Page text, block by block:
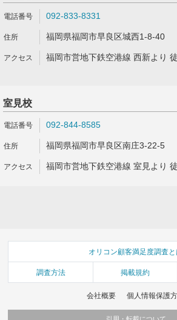
092-833-8331
福岡県福岡市早良区城西1-8-40
福岡市営地下鉄空港線 西新より
室見校
092-844-8585
福岡県福岡市早良区南庄3-22-5
福岡市営地下鉄空港線 室見より
オリコン顧客満足度調査と
調査方法 掲載規約
会社概要 個人情報保護
引用・転載について